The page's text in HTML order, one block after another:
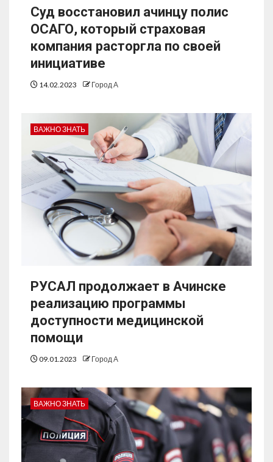
Суд восстановил ачинцу полис
ОСАГО, который страховая
компания расторгла по своей
инициативе
14.02.2023 Город А
ВАЖНО ЗНАТЬ
РУСАЛ продолжает в Ачинске
реализацию программы
доступности медицинской
помощи
09.01.2023 Город А
ВАЖНО ЗНАТЬ